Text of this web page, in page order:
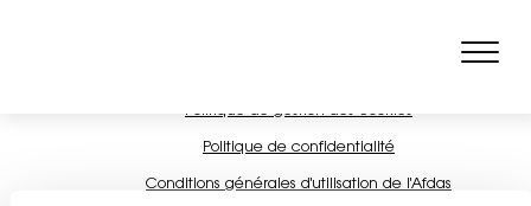
Politique de gestion des cookies
Politique de confidentialité
Conditions générales d'utilisation de l'Afdas